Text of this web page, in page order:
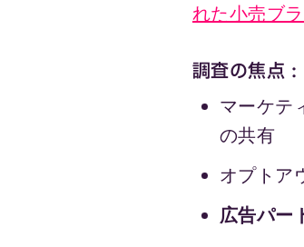
れた小売ブ
調査の焦点：
マーケテ
の共有
オプトア
広告パー